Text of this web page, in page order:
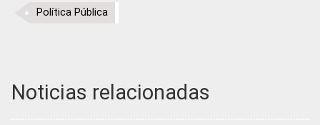
Política Pública
Noticias relacionadas